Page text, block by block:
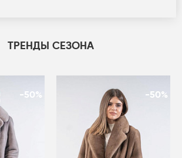
ТРЕНДЫ СЕЗОНА
-50% -50%